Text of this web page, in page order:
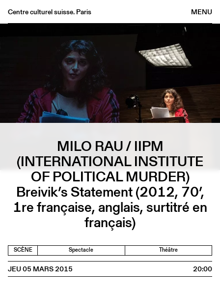
MENU
Centre culturel suisse. Paris
Médiathèque
Éditions
Informations
MILO RAU / IIPM
(INTERNATIONAL INSTITUTE
OF POLITICAL MURDER)
Breivik’s Statement (2012, 70’,
1re française, anglais, surtitré en
français)
SCÈNE Spectacle Théâtre
JEU 05 MARS 2015 20:00